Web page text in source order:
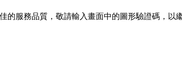
的服務品質，敬請輸入畫面中的圖形驗證碼，以